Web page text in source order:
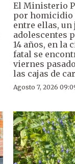
El Ministerio
por homicidio
entre ellas, un
adolescentes
14 años, en la
fatal se
viernes
las cajas de
Agosto 7, 2026